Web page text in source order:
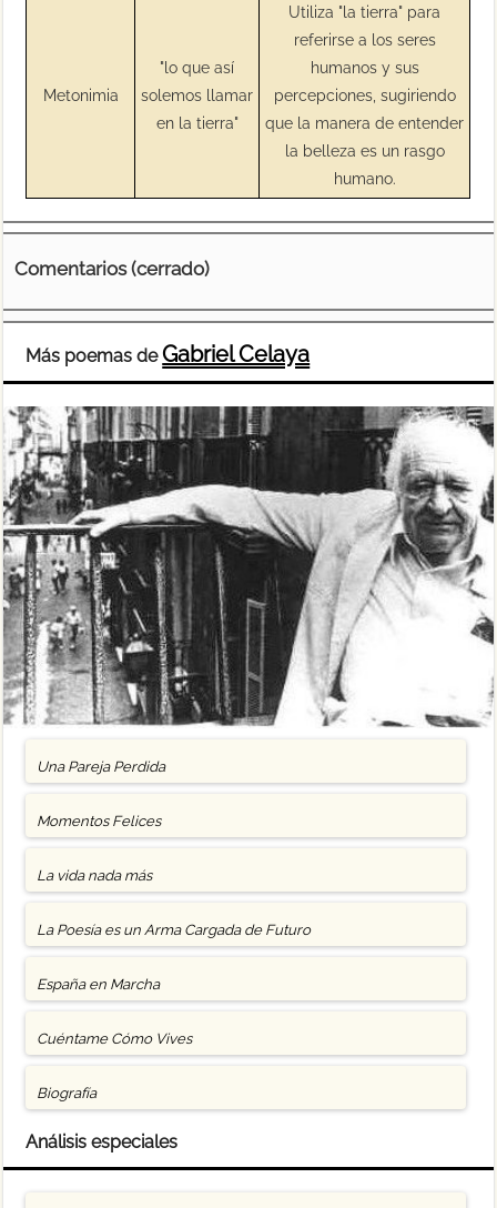
Metonimia
"lo que así
solemos llamar
en la tierra"
Utiliza "la tierra" para
referirse a los seres
humanos y sus
percepciones, sugiriendo
que la manera de entender
la belleza es un rasgo
humano.
Comentarios (cerrado)
Más poemas deGabriel Celaya
Una Pareja Perdida
Momentos Felices
La vida nada más
La Poesía es un Arma Cargada de Futuro
España en Marcha
Cuéntame Cómo Vives
Biografía
Análisis especiales